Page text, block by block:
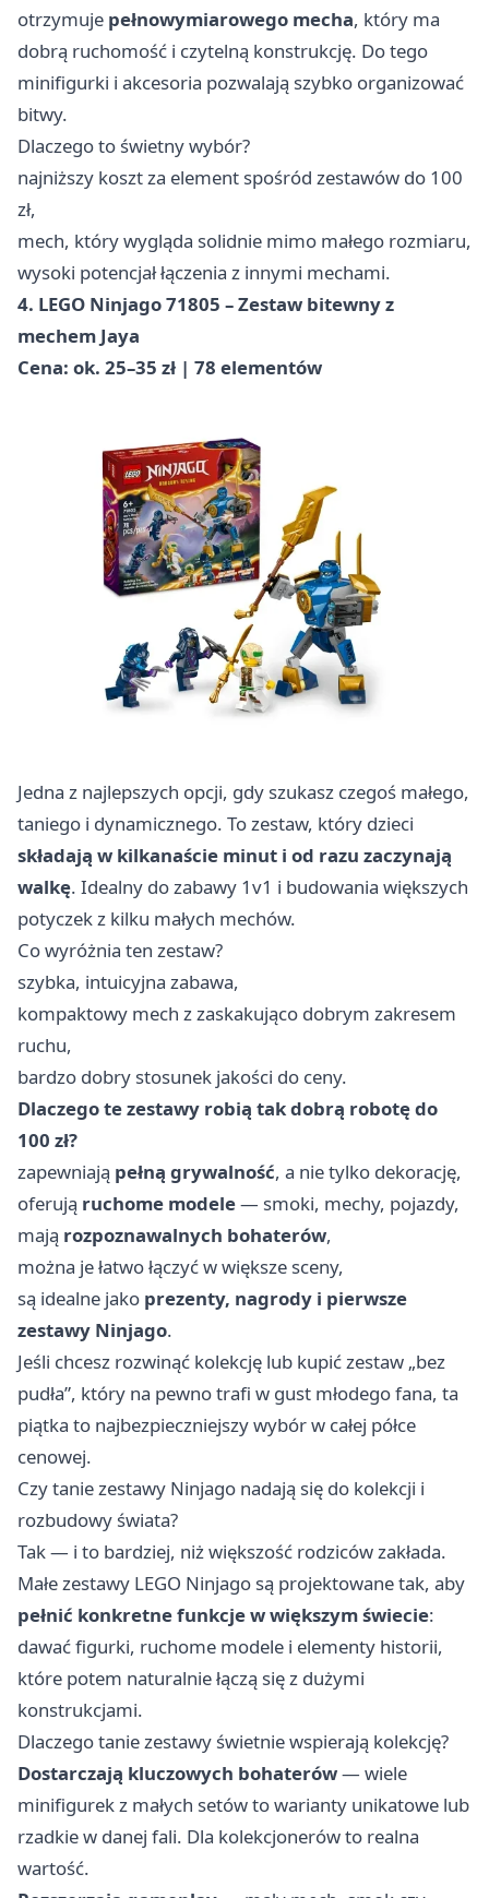
otrzymuje pełnowymiarowego mecha, który ma
dobrą ruchomość i czytelną konstrukcję. Do tego
minifigurki i akcesoria pozwalają szybko organizować
bitwy.
Dlaczego to świetny wybór?
najniższy koszt za element spośród zestawów do 100
zł,
mech, który wygląda solidnie mimo małego rozmiaru,
wysoki potencjał łączenia z innymi mechami.
4. LEGO Ninjago 71805 – Zestaw bitewny z
mechem Jaya
Cena: ok. 25–35 zł | 78 elementów
Jedna z najlepszych opcji, gdy szukasz czegoś małego,
taniego i dynamicznego. To zestaw, który dzieci
składają w kilkanaście minut i od razu zaczynają
walkę. Idealny do zabawy 1v1 i budowania większych
potyczek z kilku małych mechów.
Co wyróżnia ten zestaw?
szybka, intuicyjna zabawa,
kompaktowy mech z zaskakująco dobrym zakresem
ruchu,
bardzo dobry stosunek jakości do ceny.
Dlaczego te zestawy robią tak dobrą robotę do
100 zł?
zapewniają pełną grywalność, a nie tylko dekorację,
oferują ruchome modele— smoki, mechy, pojazdy,
mają rozpoznawalnych bohaterów,
można je łatwo łączyć w większe sceny,
są idealne jako prezenty, nagrody i pierwsze
zestawy Ninjago.
Jeśli chcesz rozwinąć kolekcję lub kupić zestaw „bez
pudła”, który na pewno trafi w gust młodego fana, ta
piątka to najbezpieczniejszy wybór w całej półce
cenowej.
Czy tanie zestawy Ninjago nadają się do kolekcji i
rozbudowy świata?
Tak — i to bardziej, niż większość rodziców zakłada.
Małe zestawy LEGO Ninjago są projektowane tak, aby
pełnić konkretne funkcje w większym świecie:
dawać figurki, ruchome modele i elementy historii,
które potem naturalnie łączą się z dużymi
konstrukcjami.
Dlaczego tanie zestawy świetnie wspierają kolekcję?
Dostarczają kluczowych bohaterów— wiele
minifigurek z małych setów to warianty unikatowe lub
rzadkie w danej fali. Dla kolekcjonerów to realna
wartość.